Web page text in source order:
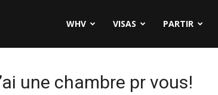
WHV VISAS PARTIR
une chambre pr vous!